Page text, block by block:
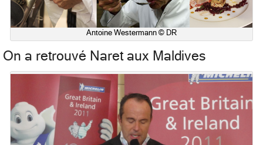
Antoine Westermann © DR
On a retrouvé Naret aux Maldives